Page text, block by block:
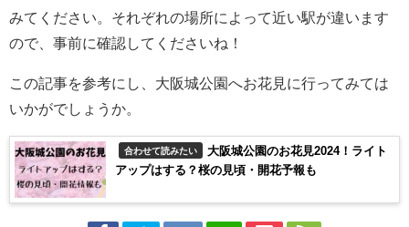
みてください。それぞれの場所によって近い駅が違います
ので、事前に確認してくださいね！
この記事を参考にし、大阪城公園へお花見に行ってみては
いかがでしょうか。
合わせて読みたい
大阪城公園のお花見2024！ライト
アップはする？桜の見頃・開花予報も